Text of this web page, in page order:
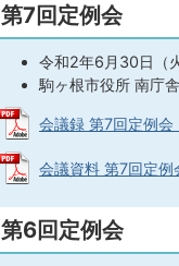
第7回定例会
令和2年6月30日（
駒ヶ根市役所 南庁
会議録 第7回定例
会議資料 第7回定
第6回定例会